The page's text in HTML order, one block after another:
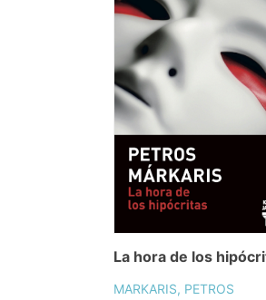
La hora de los
MARKARIS, PETROS